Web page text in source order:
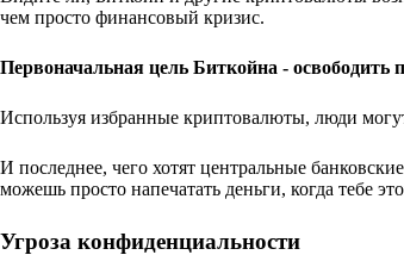
чем просто финансовый кризис.
Первоначальная цель Биткойна -
Используя избранные криптовалюты, люди
И последнее, чего хотят центральные
можешь просто напечатать деньги, когда тебе
Угроза конфиденциальности